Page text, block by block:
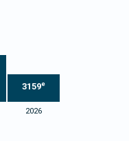
3159e
2026